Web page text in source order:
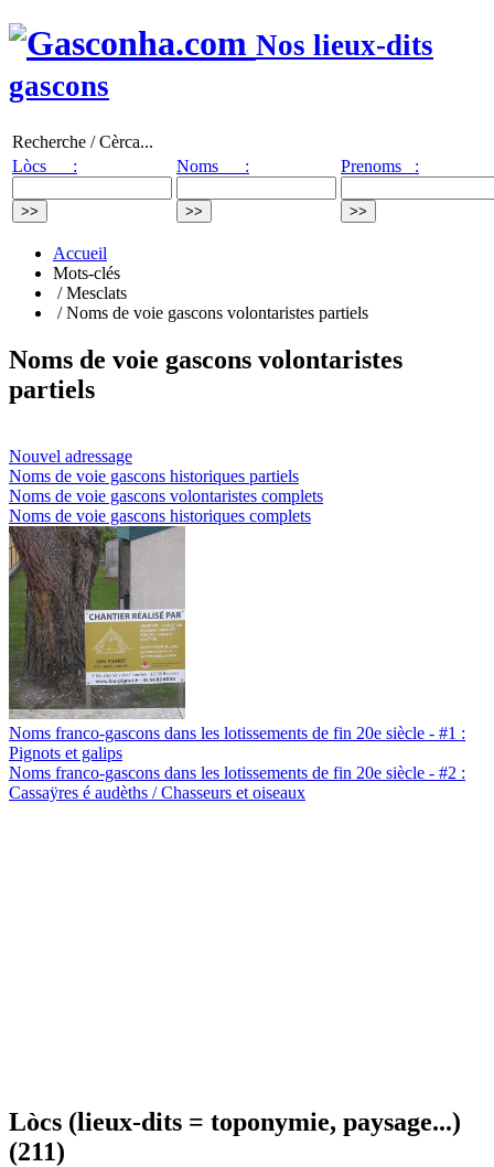
Nos lieux-dits
gascons
Recherche / Cèrca...
Lòcs :
Noms : Prenoms :
Accueil
Mots-clés
/ Mesclats
/ Noms de voie gascons volontaristes partiels
Noms de voie gascons volontaristes
partiels
Nouvel adressage
Noms de voie gascons historiques partiels
Noms de voie gascons volontaristes complets
Noms de voie gascons historiques complets
Noms franco-gascons dans les lotissements de fin 20e siècle - #1 :
Pignots et galips
Noms franco-gascons dans les lotissements de fin 20e siècle - #2 :
Cassaÿres é audèths / Chasseurs et oiseaux
Lòcs (lieux-dits = toponymie, paysage...)
(211)